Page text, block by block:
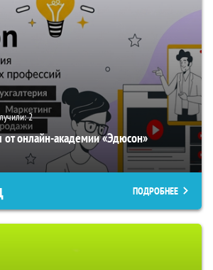
2
онлайн-академии «Эдюсон»
ПОДРОБНЕЕ